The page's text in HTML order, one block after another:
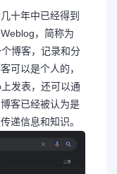
十年中已经得到
，简称为
博客，记录和分
可以是个人的，
发表，还可以通
客已经被认为是
递信息和知识。